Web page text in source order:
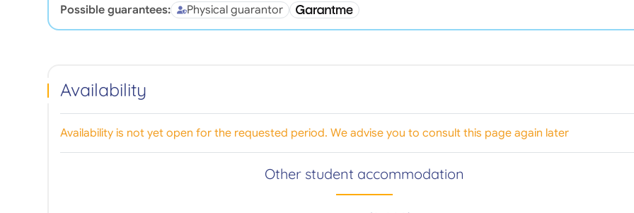
Possible guarantees: Physical guarantor
Availability
Availability is not yet open for the requested period. We advise you to consult this page again later
Other student accommodation